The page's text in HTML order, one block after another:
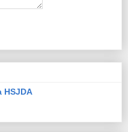
HSJDA